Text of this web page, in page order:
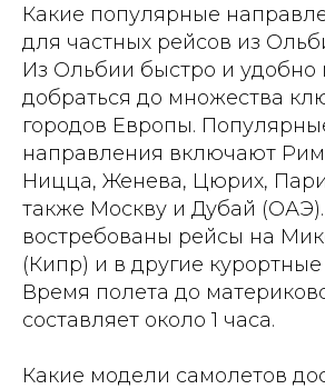
Какие популярные
для частных рейсов из
Из Ольбии быстро и
добраться до множества
городов Европы.
направления включают
Ницца, Женева, Цюрих,
также Москву и Дубай
востребованы рейсы на
(Кипр) и в другие
Время полета до
составляет около 1 часа.
Какие модели самолетов